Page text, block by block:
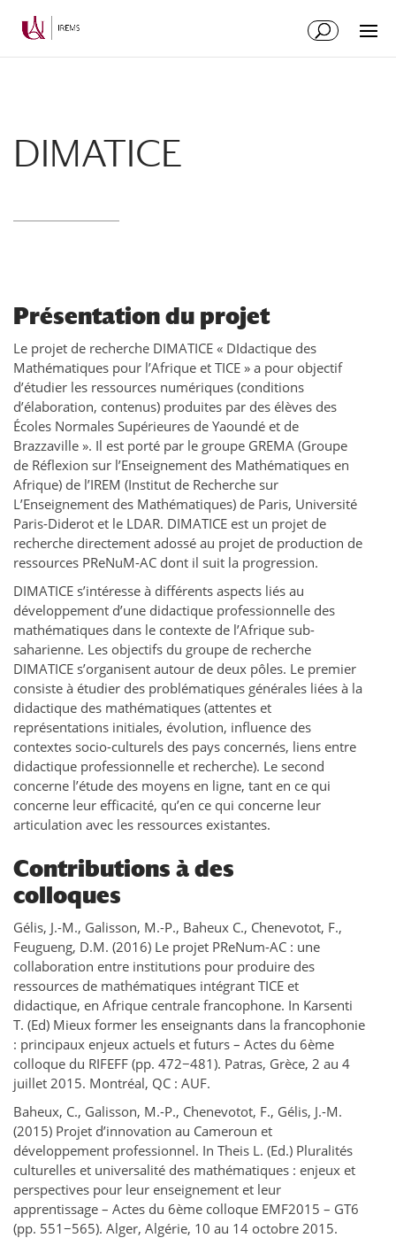
DIMATICE
Présentation du projet
Le projet de recherche DIMATICE « DIdactique des
Mathématiques pour l’Afrique et TICE » a pour objectif
d’étudier les ressources numériques (conditions
d’élaboration, contenus) produites par des élèves des
Écoles Normales Supérieures de Yaoundé et de
Brazzaville ». Il est porté par le groupe GREMA (Groupe
de Réflexion sur l’Enseignement des Mathématiques en
Afrique) de l’IREM (Institut de Recherche sur
L’Enseignement des Mathématiques) de Paris, Université
Paris-Diderot et le LDAR. DIMATICE est un projet de
recherche directement adossé au projet de production de
ressources PReNuM-AC dont il suit la progression.
DIMATICE s’intéresse à différents aspects liés au
développement d’une didactique professionnelle des
mathématiques dans le contexte de l’Afrique sub-
saharienne. Les objectifs du groupe de recherche
DIMATICE s’organisent autour de deux pôles. Le premier
consiste à étudier des problématiques générales liées à la
didactique des mathématiques (attentes et
représentations initiales, évolution, influence des
contextes socio-culturels des pays concernés, liens entre
didactique professionnelle et recherche). Le second
concerne l’étude des moyens en ligne, tant en ce qui
concerne leur efficacité, qu’en ce qui concerne leur
articulation avec les ressources existantes.
Contributions à des
colloques
Gélis, J.-M., Galisson, M.-P., Baheux C., Chenevotot, F.,
Feugueng, D.M. (2016) Le projet PReNum-AC : une
collaboration entre institutions pour produire des
ressources de mathématiques intégrant TICE et
didactique, en Afrique centrale francophone. In Karsenti
T. (Ed) Mieux former les enseignants dans la francophonie
: principaux enjeux actuels et futurs – Actes du 6ème
colloque du RIFEFF (pp. 472−481). Patras, Grèce, 2 au 4
juillet 2015. Montréal, QC : AUF.
Baheux, C., Galisson, M.-P., Chenevotot, F., Gélis, J.-M.
(2015) Projet d’innovation au Cameroun et
développement professionnel. In Theis L. (Ed.) Pluralités
culturelles et universalité des mathématiques : enjeux et
perspectives pour leur enseignement et leur
apprentissage – Actes du 6ème colloque EMF2015 – GT6
(pp. 551−565). Alger, Algérie, 10 au 14 octobre 2015.